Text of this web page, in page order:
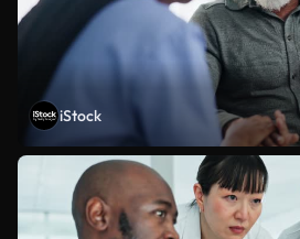
iStock